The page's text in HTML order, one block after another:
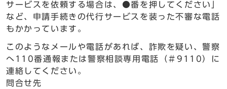
サービスを依頼する場合は、●番を押してください」
など、申請手続きの代行サービスを装った不審な電話
もかかっています。
このようなメールや電話があれば、詐欺を疑い、警察
へ110番通報または警察相談専用電話（＃9110）に
連絡してください。
問合せ先